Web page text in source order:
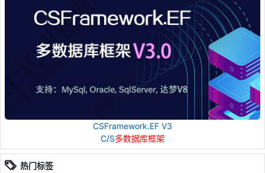
CSFramework.EF V3
C/S多数据库框架
热门标签